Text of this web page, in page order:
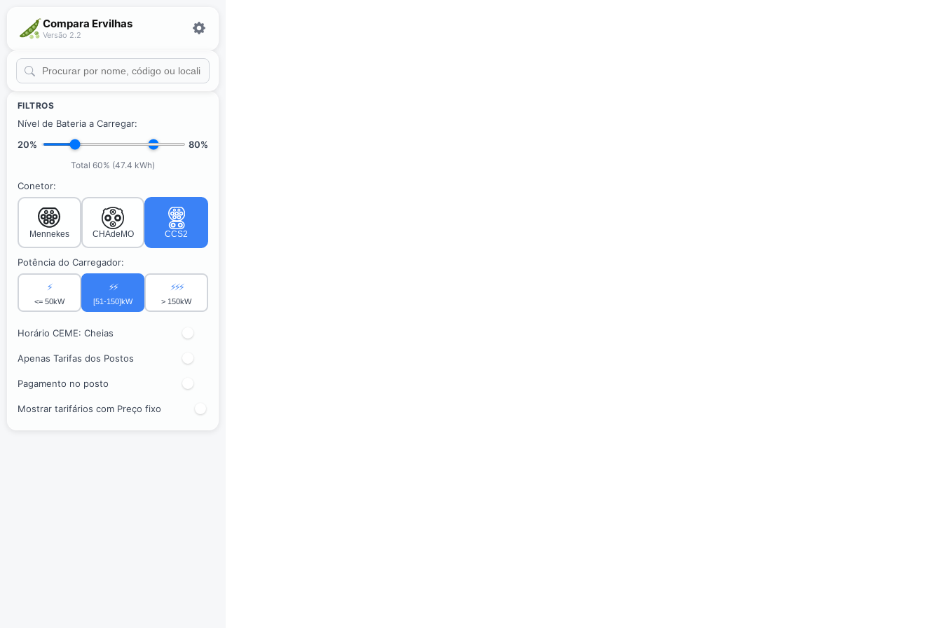
Compara Ervilhas
Versão 2.2
FILTROS
Nível de Bateria a Carregar:
20%
80%
Total 60% (47.4 kWh)
Conetor:
Mennekes CHAdeMO CCS2
Potência do Carregador:
⚡
<= 50kW
⚡⚡
[51-150]kW
⚡⚡⚡
> 150kW
Horário CEME: Cheias
Apenas Tarifas dos Postos
Pagamento no posto
Mostrar tarifários com Preço fixo